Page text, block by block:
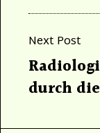
Next Post
Next
post:
durch